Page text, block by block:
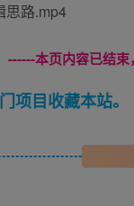
思路.mp4
------本页内容已结
项目收藏本站。